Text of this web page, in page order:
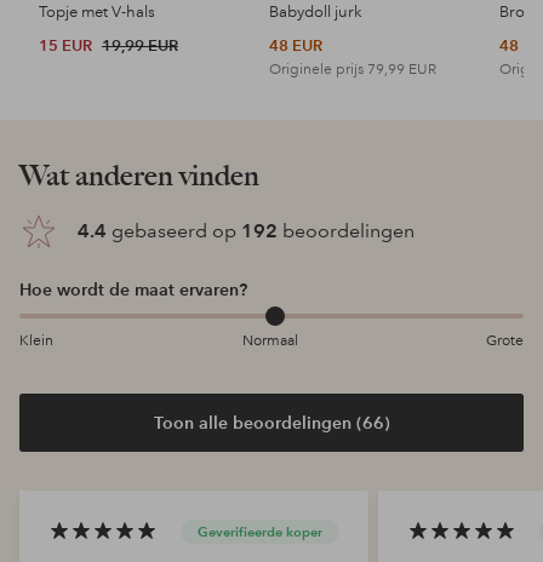
Topje met V-hals
15 EUR 19,99 EUR
Babydoll jurk
48 EUR
Originele prijs 79,99 EUR
48
Wat anderen vinden
4.4 gebaseerd op 192 beoordelingen
Hoe wordt de maat ervaren?
Klein Normaal Grote
Toon alle beoordelingen (66)
Geverifieerde koper